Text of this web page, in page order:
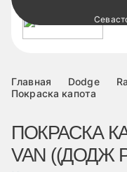
Главная Dodge
Покраска капота
ПОКРАСКА
VAN ((ДОДЖ